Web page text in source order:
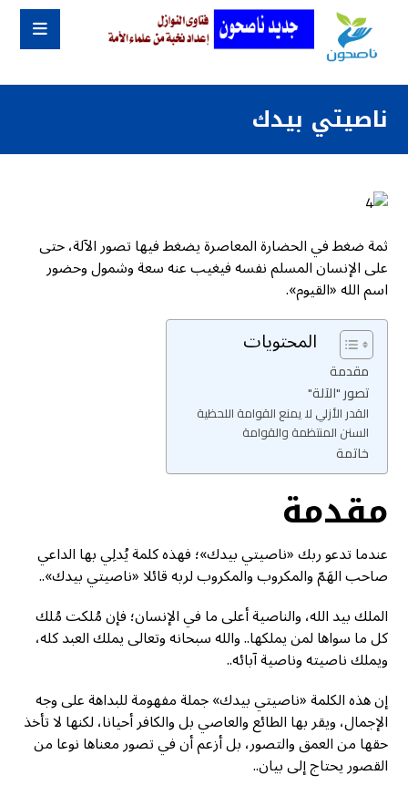
ناصيتي بيدك
ثمة ضغط في الحضارة المعاصرة يضغط فيها تصور الآلة، حتى
على الإنسان المسلم نفسه فيغيب عنه سعة وشمول وحضور
اسم الله «القيوم».
المحتويات
مقدمة
تصور "الآلة"
القدر الأزلي لا يمنع القوامة اللحظية
السنن المنتظمة والقوامة
خاتمة
مقدمة
عندما تدعو ربك «ناصيتي بيدك»؛ فهذه كلمة يُدلِي بها الداعي
صاحب الهَمّ والمكروب والمكروب لربه قائلا «ناصيتي بيدك»..
الملك بيد الله، والناصية أعلى ما في الإنسان؛ فإن مُلكت مُلك
كل ما سواها لمن يملكها.. والله سبحانه وتعالى يملك العبد كله،
ويملك ناصيته وناصية آبائه..
إن هذه الكلمة «ناصيتي بيدك» جملة مفهومة للبداهة على وجه
الإجمال، ويقر بها الطائع والعاصي بل والكافر أحيانا، لكنها لا تأخذ
حقها من العمق والتصور، بل أزعم أن في تصور معناها نوعا من
القصور يحتاج إلى بيان..